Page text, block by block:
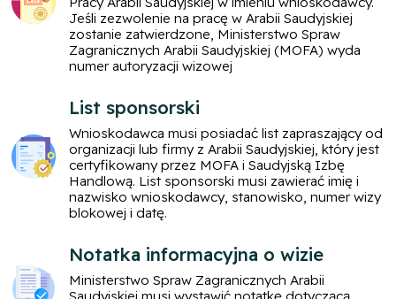
Jeśli zezwolenie na pracę w Arabii Saudyjskiej
zostanie zatwierdzone, Ministerstwo Spraw
Zagranicznych Arabii Saudyjskiej (MOFA) wyda
numer autoryzacji wizowej
List sponsorski
Wnioskodawca musi posiadać list zapraszający od
organizacji lub firmy z Arabii Saudyjskiej, który jest
certyfikowany przez MOFA i Saudyjską Izbę
Handlową. List sponsorski musi zawierać imię i
nazwisko wnioskodawcy, stanowisko, numer wizy
blokowej i datę.
Notatka informacyjna o wizie
Ministerstwo Spraw Zagranicznych Arabii